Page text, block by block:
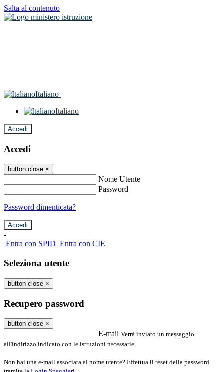
Salta al contenuto
Italiano
Italiano
Accedi
Accedi
button close ×
Nome Utente
Password
Password dimenticata?
-
Entra con SPID Entra con CIE
Seleziona utente
button close ×
Recupero password
button close ×
E-mail Verrà inviato un messaggio
all'indirizzo indicato con le istruzioni necessarie.
Non hai una e-mail associata al nome utente? Effettua il reset della password